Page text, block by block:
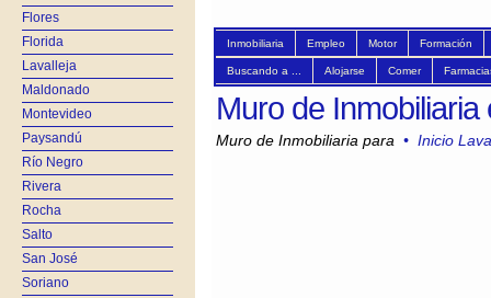
Flores
Florida
Lavalleja
Maldonado
Montevideo
Paysandú
Río Negro
Rivera
Rocha
Salto
San José
Soriano
Inmobiliaria Empleo Motor Formación
Buscando a ... Alojarse Comer
Muro de Inmobiliaria
Muro de Inmobiliaria para • Inicio